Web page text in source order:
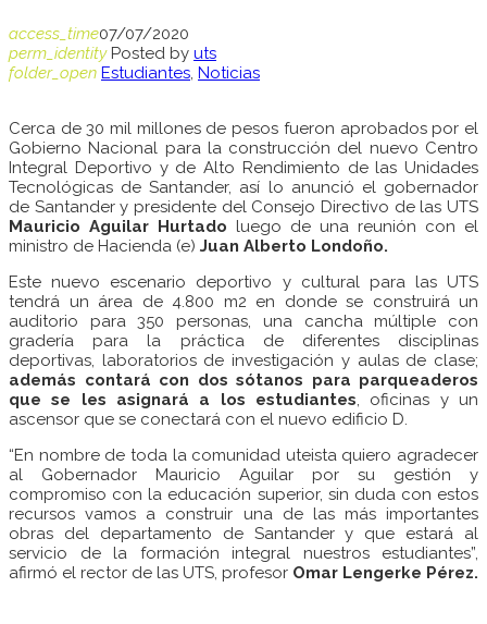
access_time07/07/2020
perm_identityPosted by uts
folder_open Estudiantes, Noticias
Cerca de 30 mil millones de pesos fueron aprobados por el
Gobierno Nacional para la construcción del nuevo Centro
Integral Deportivo y de Alto Rendimiento de las Unidades
Tecnológicas de Santander, así lo anunció el gobernador
de Santander y presidente del Consejo Directivo de las UTS
Mauricio Aguilar Hurtado luego de una reunión con el
ministro de Hacienda (e) Juan Alberto Londoño.
Este nuevo escenario deportivo y cultural para las UTS
tendrá un área de 4.800 m2 en donde se construirá un
auditorio para 350 personas, una cancha múltiple con
gradería para la práctica de diferentes disciplinas
deportivas, laboratorios de investigación y aulas de clase;
además contará con dos sótanos para parqueaderos
que se les asignará a los estudiantes, oficinas y un
ascensor que se conectará con el nuevo edificio D.
“En nombre de toda la comunidad uteista quiero agradecer
al Gobernador Mauricio Aguilar por su gestión y
compromiso con la educación superior, sin duda con estos
recursos vamos a construir una de las más importantes
obras del departamento de Santander y que estará al
servicio de la formación integral nuestros estudiantes”,
afirmó el rector de las UTS, profesor Omar Lengerke Pérez.